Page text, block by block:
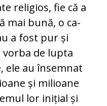
religios, fie că a
mai bună, o ca­
a fost pur și
vorba de lupta
ele au însemnat
și milioane
lor inițial și